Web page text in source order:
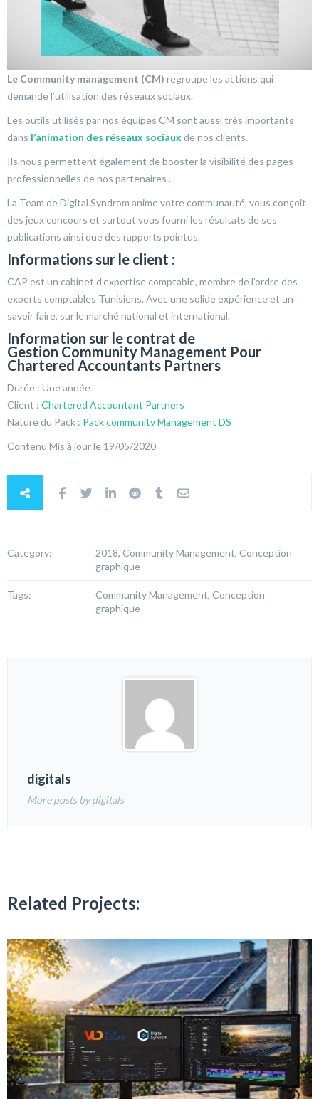
Le Community management (CM) regroupe les actions qui
demande l’utilisation des réseaux sociaux.
Les outils utilisés par nos équipes CM sont aussi très importants
dans l’animation des réseaux sociaux de nos clients.
Ils nous permettent également de booster la visibilité des pages
professionnelles de nos partenaires .
La Team de Digital Syndrom anime votre communauté, vous conçoit
des jeux concours et surtout vous fourni les résultats de ses
publications ainsi que des rapports pointus.
Informations sur le client :
CAP est un cabinet d’expertise comptable, membre de l’ordre des
experts comptables Tunisiens. Avec une solide expérience et un
savoir faire, sur le marché national et international.
Information sur le contrat de
Gestion Community Management Pour
Chartered Accountants Partners
Durée : Une année
Client : Chartered Accountant Partners
Nature du Pack : Pack community Management DS
Contenu Mis à jour le 19/05/2020
Category:
2018, Community Management, Conception
graphique
Tags:
Community Management, Conception
graphique
digitals
More posts by digitals
Related Projects: